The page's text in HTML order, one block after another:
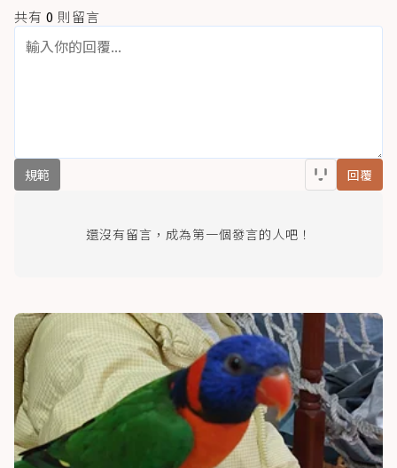
共有 0 則留言
規範 回覆
還沒有留言，成為第一個發言的人吧！